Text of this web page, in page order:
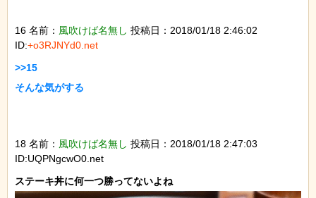
16 名前： 風吹けば名無し 投稿日：2018/01/18 2:46:02
ID:+o3RJNYd0.net
>>15
そんな気がする
18 名前： 風吹けば名無し 投稿日：2018/01/18 2:47:03
ID:UQPNgcwO0.net